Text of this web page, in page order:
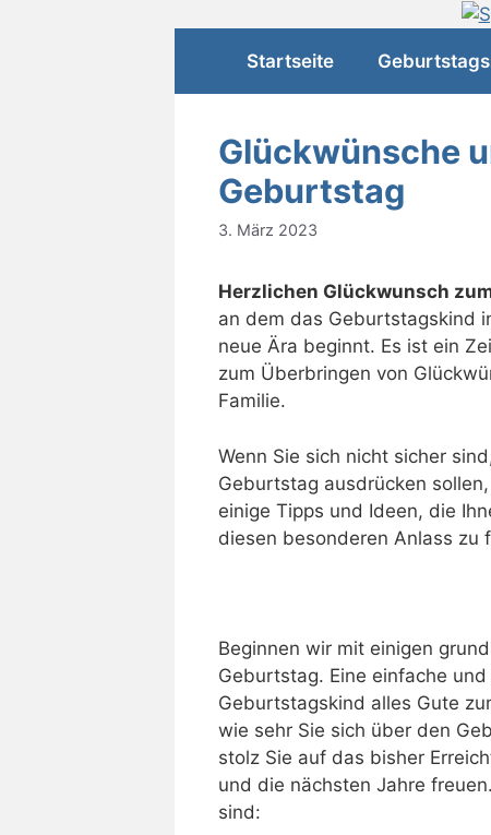
Startseite
Glückwünsche
Geburtstag
3. März 2023
Herzlichen Glückwunsch
an dem das Geburtstagskind
neue Ära beginnt. Es ist ein
zum Überbringen von
Familie.
Wenn Sie sich nicht sicher
Geburtstag ausdrücken
einige Tipps und Ideen, die
diesen besonderen Anlass zu
Beginnen wir mit einigen
Geburtstag. Eine einfache
Geburtstagskind alles Gute
wie sehr Sie sich über den
stolz Sie auf das bisher
und die nächsten Jahre
sind: